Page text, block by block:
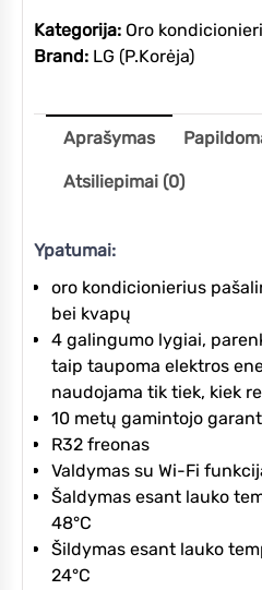
Kategorija: Oro
Brand: LG (P.Korėja)
Aprašymas
Atsiliepimai (0)
Ypatumai:
oro kondicionierius
bei kvapų
4 galingumo lygiai,
taip taupoma elektros
naudojama tik tiek, kiek
10 metų gamintojo
R32 freonas
Valdymas su Wi-Fi
Šaldymas esant lauko
48°C
Šildymas esant lauko
24°C